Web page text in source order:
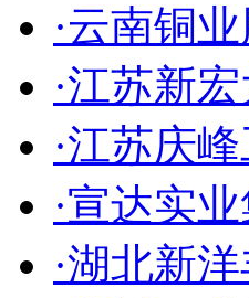
·云南铜
·江苏新
·江苏庆
·宣达实
·湖北新